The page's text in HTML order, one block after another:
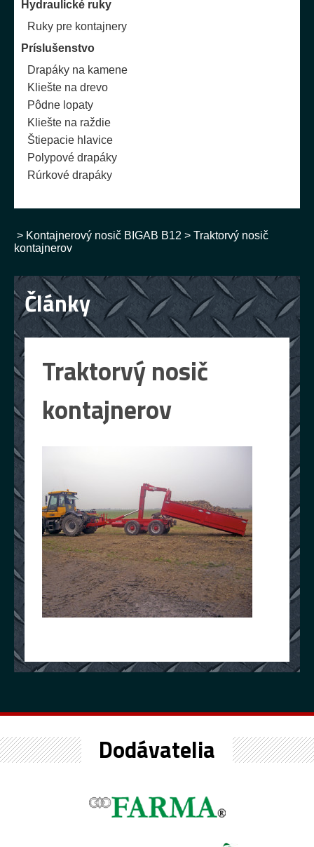
Hydraulické ruky
Ruky pre kontajnery
Príslušenstvo
Drapáky na kamene
Kliešte na drevo
Pôdne lopaty
Kliešte na raždie
Štiepacie hlavice
Polypové drapáky
Rúrkové drapáky
> Kontajnerový nosič BIGAB B12 > Traktorvý nosič
kontajnerov
Články
Traktorvý nosič
kontajnerov
Dodávatelia